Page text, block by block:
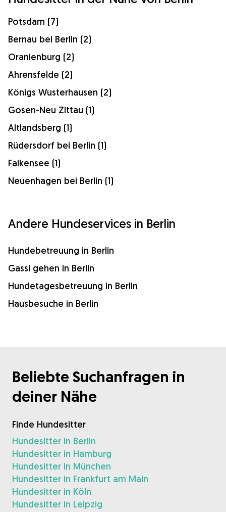
Potsdam (7)
Bernau bei Berlin (2)
Oranienburg (2)
Ahrensfelde (2)
Königs Wusterhausen (2)
Gosen-Neu Zittau (1)
Altlandsberg (1)
Rüdersdorf bei Berlin (1)
Falkensee (1)
Neuenhagen bei Berlin (1)
Andere Hundeservices in Berlin
Hundebetreuung in Berlin
Gassi gehen in Berlin
Hundetagesbetreuung in Berlin
Hausbesuche in Berlin
Beliebte Suchanfragen in
deiner Nähe
Finde Hundesitter
Hundesitter in Berlin
Hundesitter in Hamburg
Hundesitter in München
Hundesitter in Frankfurt am Main
Hundesitter in Köln
Hundesitter in Leipzig